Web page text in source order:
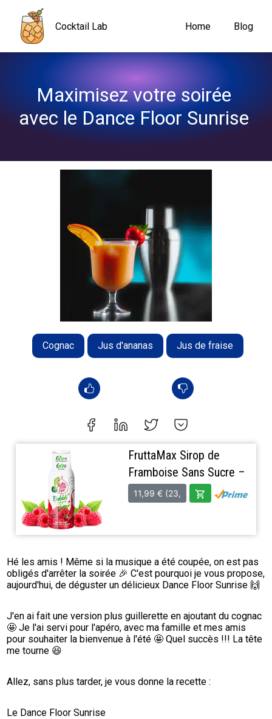
Cocktail Lab Home Blog
Maximisez votre soirée
avec le Dance Floor Sunrise
Cognac Jus d'ananas Jus de fraise
Hé les amis ! Même si la musique a été coupée, on est pas
obligés d'arrêter la soirée 🎉 C'est pourquoi je vous propose,
aujourd'hui, de déguster un délicieux Dance Floor Sunrise 🙌
J'en ai fait une version plus guillerette en ajoutant du cognac
🤩 Je l'ai servi pour l'apéro, avec ma famille et mes amis
pour souhaiter la bienvenue à l'été 🤩 Quel succès !!! La tête
me tourne 😆
Allez, sans plus tarder, je vous donne la recette :
Le Dance Floor Sunrise
Navigated to Maximisez votre soirée avec le Dance Floor